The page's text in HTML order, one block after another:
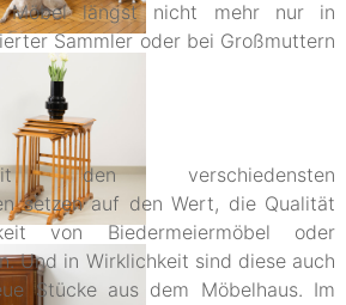
Möbel längst nicht mehr nur in
Sammler oder bei Großmuttern
den verschiedensten
setzen auf den Wert, die Qualität
von Biedermeiermöbel oder
Und in Wirklichkeit sind diese auch
Stücke aus dem Möbelhaus. Im